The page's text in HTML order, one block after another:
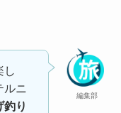
編集部
し
ルニ
釣り